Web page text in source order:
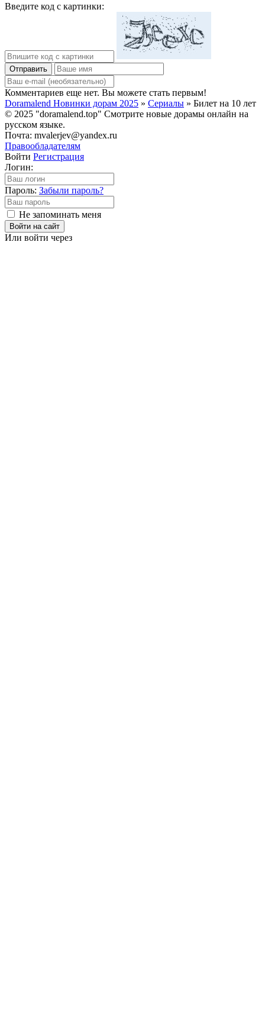
Введите код с картинки:
Отправить
Комментариев еще нет. Вы можете стать первым!
Doramalend Новинки дорам 2025 » Сериалы » Билет на 10 лет
© 2025 "doramalend.top" Смотрите новые дорамы онлайн на
русском языке.
Почта: mvalerjev@yandex.ru
Правообладателям
Войти Регистрация
Логин:
Пароль: Забыли пароль?
Не запоминать меня
Войти на сайт
Или войти через